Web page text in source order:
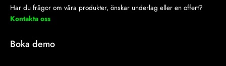
Har du frågor om våra produkter, önskar underlag eller en offert?
Kontakta oss
Boka demo